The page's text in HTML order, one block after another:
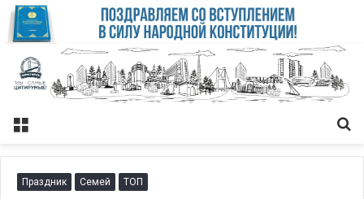
Меню
Праздник Семей ТОП